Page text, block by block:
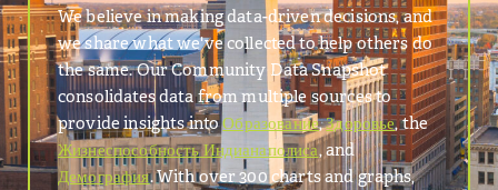
We believe in making data-driven decisions, and
we share what we've collected to help others do
the same. Our Community Data Snapshot
consolidates data from multiple sources to
provide insights intoОбразование,Здоровье, the
Жизнеспособность Индианаполиса, and
Демография. With over 300 charts and graphs,